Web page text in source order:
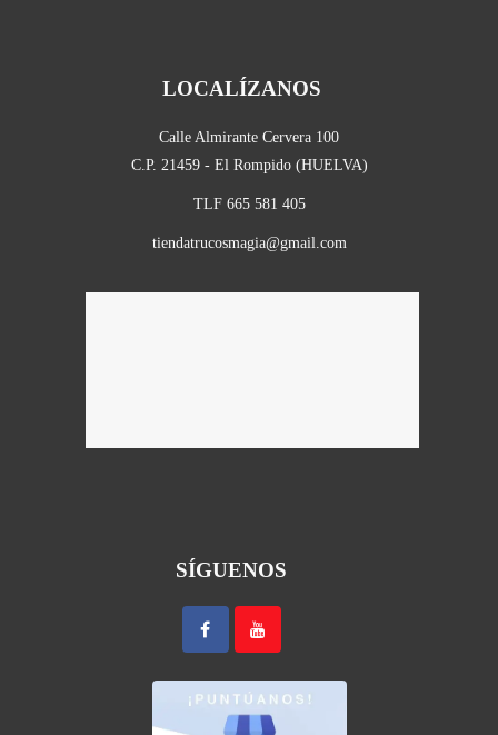
LOCALÍZANOS
Calle Almirante Cervera 100
C.P. 21459 - El Rompido (HUELVA)
TLF 665 581 405
tiendatrucosmagia@gmail.com
SÍGUENOS